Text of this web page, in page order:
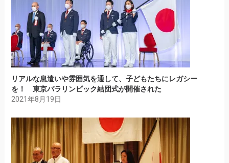
リアルな息遣いや雰囲気を通して、子どもたちにレガシー
を！ 東京パラリンピック結団式が開催された
2021年8月19日